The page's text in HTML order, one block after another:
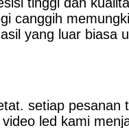
canggih
yang luar biasa